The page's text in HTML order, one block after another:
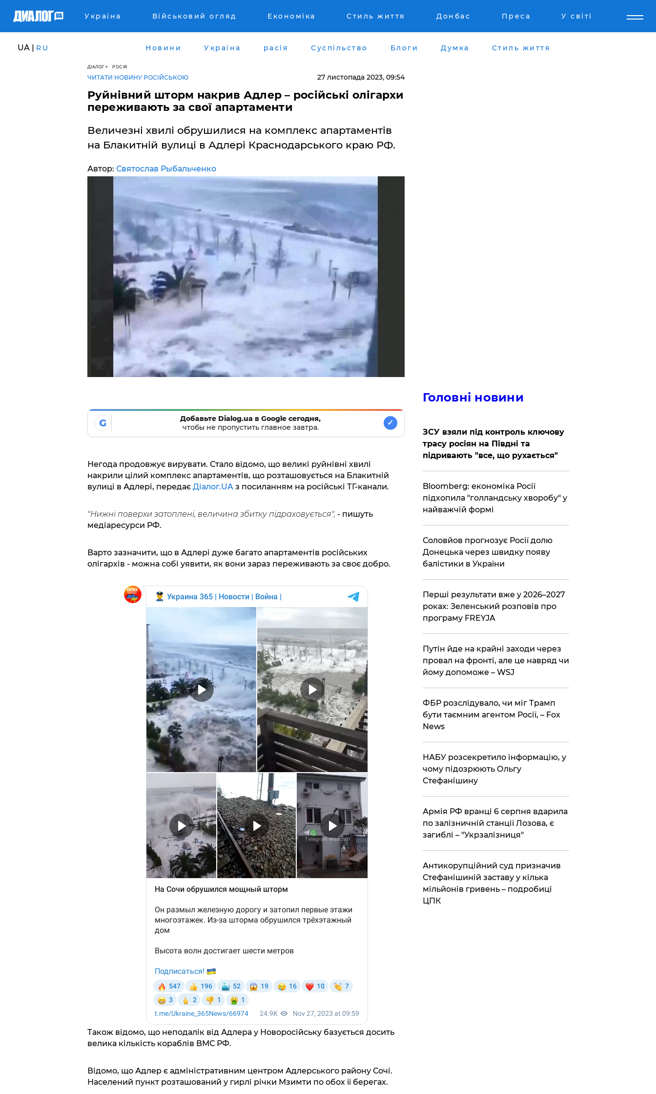
Україна Військовий огляд Економіка Стиль життя Донбас Преса У світі
UA | RU Новини Україна расія Суспільство Блоги Думка Стиль життя
ДІАЛОГ РОСІЯ
ЧИТАТИ НОВИНУ РОСІЙСЬКОЮ 27 листопада 2023, 09:54
Руйнівний шторм накрив Адлер – російські олігархи
переживають за свої апартаменти
Величезні хвилі обрушилися на комплекс апартаментів
на Блакитній вулиці в Адлері Краснодарського краю РФ.
Автор: Святослав Рыбальченко
G
Добавьте Dialog.ua в Google сегодня,
чтобы не пропустить главное завтра.
✓
Негода продовжує вирувати. Стало відомо, що великі руйнівні хвилі
накрили цілий комплекс апартаментів, що розташовується на Блакитній
вулиці в Адлері, передає Діалог.UAз посиланням на російські ТГ-канали.
"Нижні поверхи затоплені, величина збитку підраховується", - пишуть
медіаресурси РФ.
Варто зазначити, що в Адлері дуже багато апартаментів російських
олігархів - можна собі уявити, як вони зараз переживають за своє добро.
Також відомо, що неподалік від Адлера у Новоросійську базується досить
велика кількість кораблів ВМС РФ.
Відомо, що Адлер є адміністративним центром Адлерського району Сочі.
Населений пункт розташований у гирлі річки Мзимти по обох її берегах.
Головні новини
ЗСУ взяли під контроль ключову
трасу росіян на Півдні та
підривають "все, що рухається"
Bloomberg: економіка Росії
підхопила "голландську хворобу" у
найважчій формі
Соловйов прогнозує Росії долю
Донецька через швидку появу
балістики в України
Перші результати вже у 2026–2027
роках: Зеленський розповів про
програму FREYJA
Путін йде на крайні заходи через
провал на фронті, але це навряд чи
йому допоможе – WSJ
ФБР розслідувало, чи міг Трамп
бути таємним агентом Росії, – Fox
News
НАБУ розсекретило інформацію, у
чому підозрюють Ольгу
Стефанішину
Армія РФ вранці 6 серпня вдарила
по залізничній станції Лозова, є
загиблі – "Укрзалізниця"
Антикорупційний суд призначив
Стефанішиній заставу у кілька
мільйонів гривень – подробиці
ЦПК